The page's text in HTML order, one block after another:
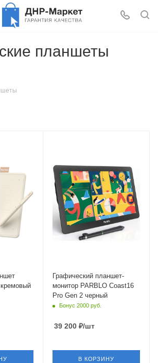
планшеты
Графический планшет-
монитор PARBLO Coast16
Pro Gen 2 черный
Бонус 2000 руб.
39 200₽/шт
В КОРЗИНУ